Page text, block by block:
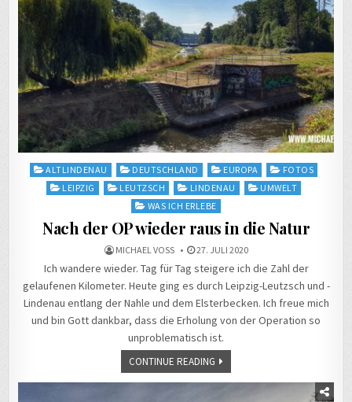
Posted
ALTLINDENAU DEUTSCHLAND EUROPA
FOTOS
LEIPZIG
LEUTZSCH LINDENAU
UMWELT
WAS ICH ERLEBE
Nach der OP wieder raus in die Natur
MICHAEL VOSS 27. JULI 2020
Ich wandere wieder. Tag für Tag steigere ich die Zahl der
gelaufenen Kilometer. Heute ging es durch Leipzig-Leutzsch und -
Lindenau entlang der Nahle und dem Elsterbecken. Ich freue mich
und bin Gott dankbar, dass die Erholung von der Operation so
unproblematisch ist.
CONTINUE READING